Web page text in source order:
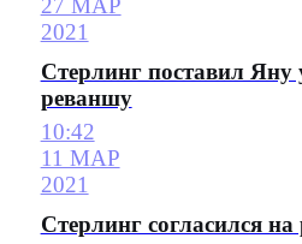
27 МАР
2021
Стерлинг поставил Яну
реваншу
10:42
11 МАР
2021
Стерлинг согласился